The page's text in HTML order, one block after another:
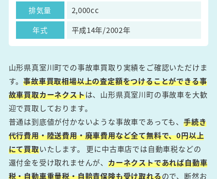
排気量
2,000cc
年式
平成14年/2002年
山形県真室川町での事故車買取り実績をご確認いただけま
す。事故車買取相場以上の査定額をつけることができる事
故車買取カーネクストは、山形県真室川町の事故車を大歓
迎で買取しております。
普通は到底値が付かないような事故車であっても、手続き
代行費用・陸送費用・廃車費用など全て無料で、0円以上
にて買取いたします。 更に中古車店では自動車税などの
還付金を受け取れませんが、カーネクストであれば自動車
税・自動車重量税・自賠責保険も受け取れるので、断然お